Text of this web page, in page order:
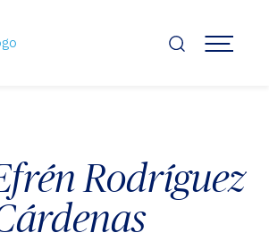
MENÚ
Rodríguez